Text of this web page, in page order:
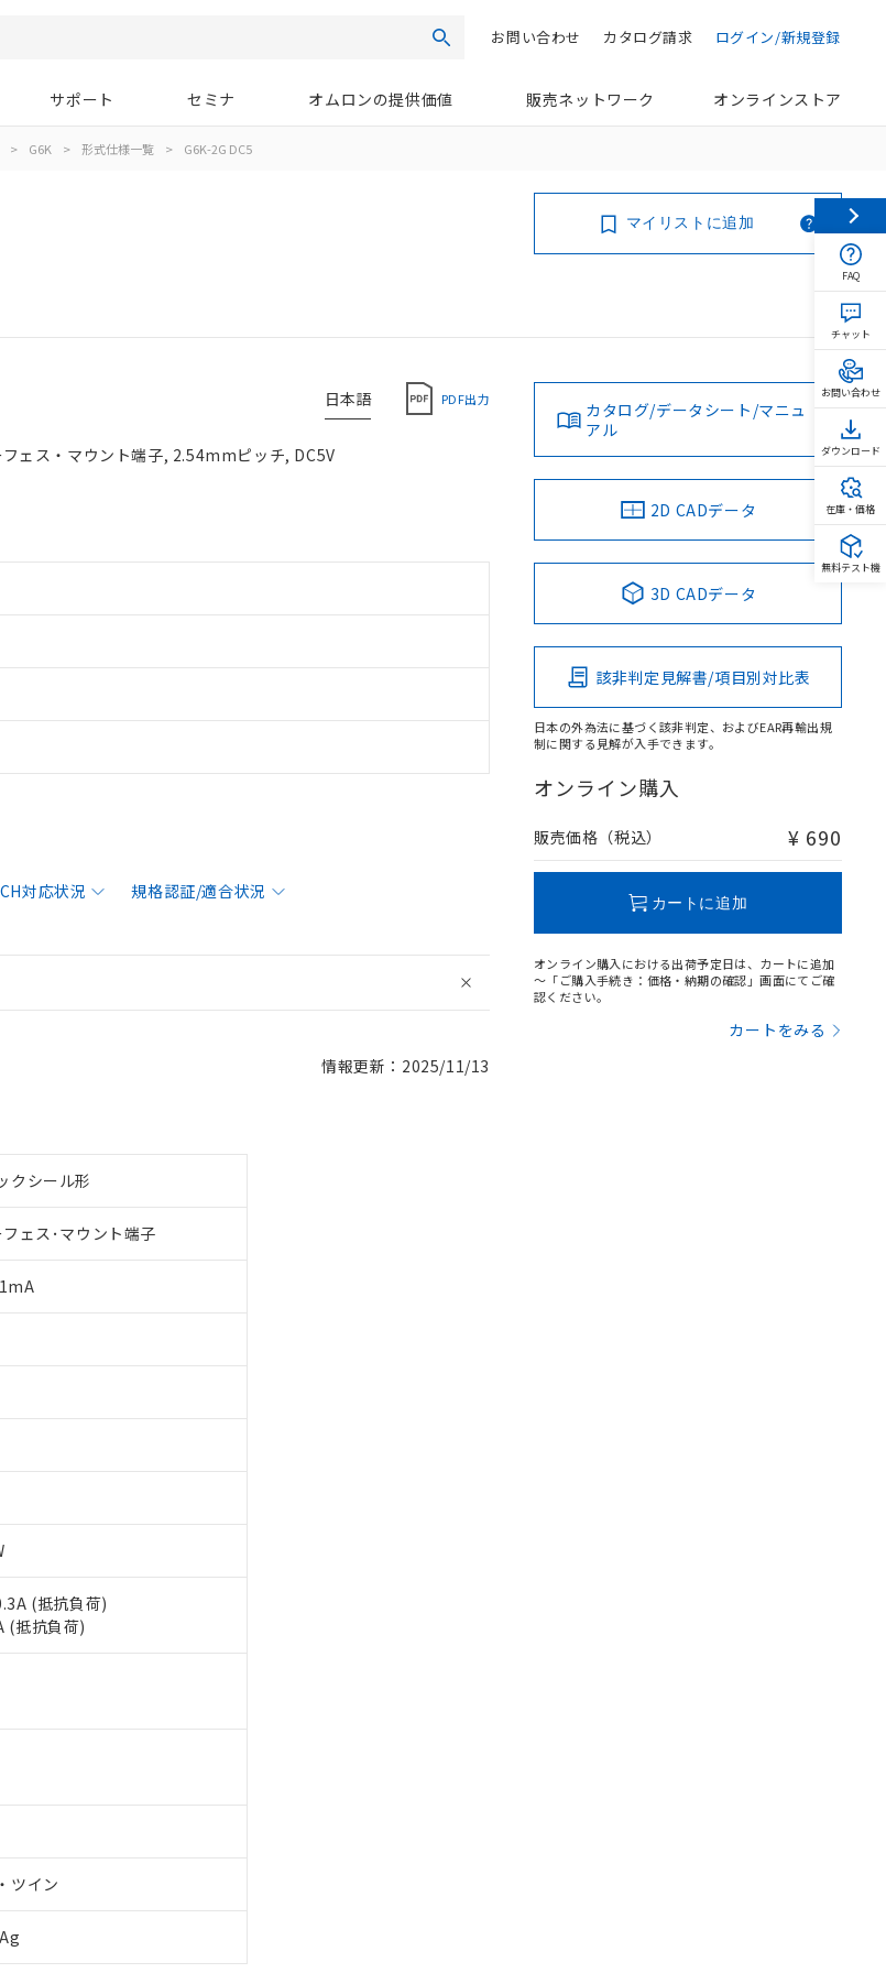
検索 ログイン/新規登録
カタログ請求
お問い合わせ
サポート セミナ オムロンの提供価値 販売ネットワーク オンラインストア
> G6K > 形式仕様一覧 > G6K-2G DC5
マイリストに追加
日本語 PDF出力
ェス・マウント端子, 2.54mmピッチ, DC5V
対応状況 規格認証/適合状況
情報更新：2025/11/13
クシール形
ェス･マウント端子
(抵抗負荷)
(抵抗負荷)
ツイン
カタログ/データシート/マニュ
アル
2D CADデータ
3D CADデータ
該非判定見解書/項目別対比表
日本の外為法に基づく該非判定、およびEAR再輸出規
制に関する見解が入手できます。
オンライン購入
販売価格（税込） ¥ 690
カートに追加
オンライン購入における出荷予定日は、カートに追加
～「ご購入手続き：価格・納期の確認」画面にてご確
認ください。
カートをみる
のうえご利用ください。
）の非含有に対応した製品に切り替える予定のある商品です。
物質）の非含有に非対応の商品で、対応品を出す予定はありません。
で、有害物質有無と関係のない商品です。
としていたものが、含有品と判明した場合などやむを得ず変更すること
RoHSの基準値以下であることを示します。
FAQ
チャット
お問い合わせ
ダウンロード
在庫・価格
無料テスト機